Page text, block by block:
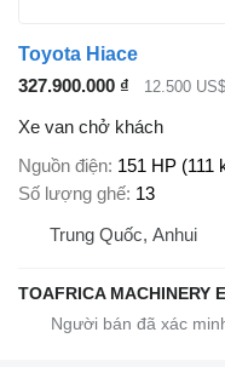
Toyota Hiace
327.900.000 ₫
12.500 US$
Xe van chở khách
Nguồn điện 151 HP (111
Số lượng ghế 13
Trung Quốc, Anhui
TOAFRICA MACHINERY